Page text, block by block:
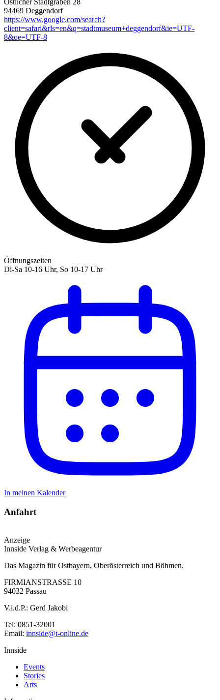
Östlicher Stadtgraben 28
94469 Deggendorf
https://www.google.com/search?
client=safari&rls=en&q=stadtmuseum+deggendorf&ie=UTF-
8&oe=UTF-8
Öffnungszeiten
Di-Sa 10-16 Uhr, So 10-17 Uhr
In meinen Kalender
Anfahrt
Anzeige
Innside Verlag & Werbeagentur
Das Magazin für Ostbayern, Oberösterreich und Böhmen.
FIRMIANSTRASSE 10
94032 Passau
V.i.d.P.: Gerd Jakobi
Tel: 0851-32001
Email: innside@t-online.de
Innside
Events
Stories
Arts